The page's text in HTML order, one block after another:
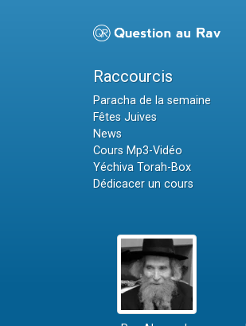
Raccourcis
Paracha de la semaine
Fêtes Juives
News
Cours Mp3-Vidéo
Yéchiva Torah-Box
Dédicacer un cours